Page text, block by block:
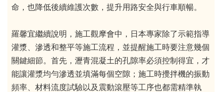
命，也降低後續維護次數，提升用路安全與行車順暢。
羅馨宜繼續說明，施工觀摩會中，日本專家除了示範指導
灌漿、滲透和整平等施工流程，並提醒施工時要注意幾個
關鍵細節。首先，瀝青混凝土的孔隙率必須控制得宜，才
能讓灌漿均勻滲透並填滿每個空隙；施工時攪拌機的振動
頻率、材料流度試驗以及震動滾壓等工序也都需精準執